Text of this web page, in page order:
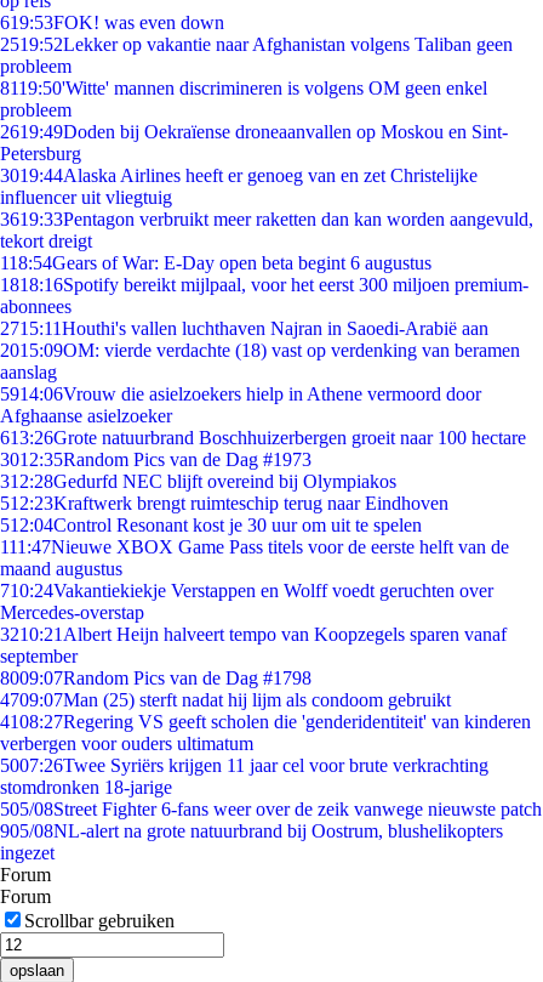
619:53FOK! was even down
2519:52Lekker op vakantie naar Afghanistan volgens Taliban geen
probleem
8119:50'Witte' mannen discrimineren is volgens OM geen enkel
probleem
2619:49Doden bij Oekraïense droneaanvallen op Moskou en Sint-
Petersburg
3019:44Alaska Airlines heeft er genoeg van en zet Christelijke
influencer uit vliegtuig
3619:33Pentagon verbruikt meer raketten dan kan worden aangevuld,
tekort dreigt
118:54Gears of War: E-Day open beta begint 6 augustus
1818:16Spotify bereikt mijlpaal, voor het eerst 300 miljoen premium-
abonnees
2715:11Houthi's vallen luchthaven Najran in Saoedi-Arabië aan
2015:09OM: vierde verdachte (18) vast op verdenking van beramen
aanslag
5914:06Vrouw die asielzoekers hielp in Athene vermoord door
Afghaanse asielzoeker
613:26Grote natuurbrand Boschhuizerbergen groeit naar 100 hectare
3012:35Random Pics van de Dag #1973
312:28Gedurfd NEC blijft overeind bij Olympiakos
512:23Kraftwerk brengt ruimteschip terug naar Eindhoven
512:04Control Resonant kost je 30 uur om uit te spelen
111:47Nieuwe XBOX Game Pass titels voor de eerste helft van de
maand augustus
710:24Vakantiekiekje Verstappen en Wolff voedt geruchten over
Mercedes-overstap
3210:21 Albert Heijn halveert tempo van Koopzegels sparen vanaf
september
8009:07Random Pics van de Dag #1798
4709:07Man (25) sterft nadat hij lijm als condoom gebruikt
4108:27Regering VS geeft scholen die 'genderidentiteit' van kinderen
verbergen voor ouders ultimatum
5007:26Twee Syriërs krijgen 11 jaar cel voor brute verkrachting
stomdronken 18-jarige
505/08Street Fighter 6-fans weer over de zeik vanwege nieuwste patch
905/08NL-alert na grote natuurbrand bij Oostrum, blushelikopters
ingezet
Forum
Forum
Scrollbar gebruiken
opslaan